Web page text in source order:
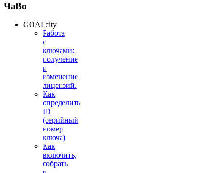
ЧаВо
GOALcity
Работа
с
ключами:
получение
и
изменение
лицензий.
Как
определить
ID
(серийный
номер
ключа)
Как
включить,
собрать